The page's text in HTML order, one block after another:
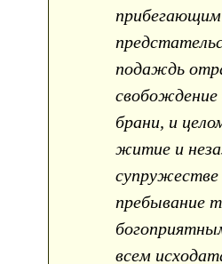
прибегающим
подаждь
брани, и
житие и
супружестве
пребывание
всем